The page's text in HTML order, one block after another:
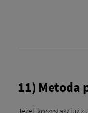
11) Metoda
Jeżeli korzystasz już z